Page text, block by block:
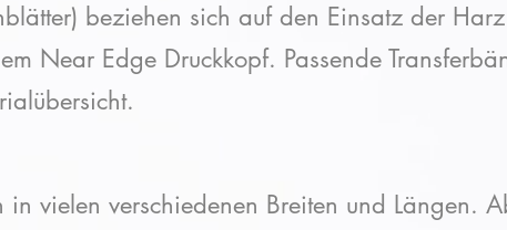
beziehen sich auf den Einsatz der
Near Edge Druckkopf. Passende
vielen verschiedenen Breiten und Längen.